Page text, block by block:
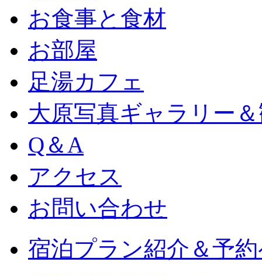
お食事と食材
お部屋
足湯カフェ
大原写真ギャラリー
Q＆A
アクセス
お問い合わせ
宿泊プラン紹介＆予